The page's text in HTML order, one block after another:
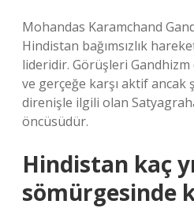
Mohandas Karamchand
Hindistan bağımsızlık
lideridir. Görüşleri
ve gerçeğe karşı aktif ancak
direnişle ilgili olan
öncüsüdür.
Hindistan kaç
sömürgesinde